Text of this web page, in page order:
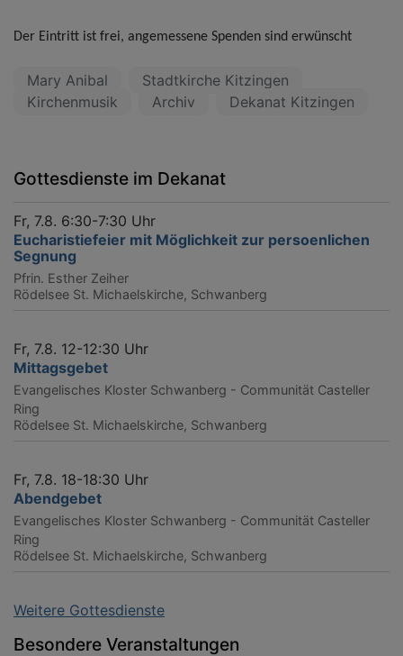
Der Eintritt ist frei, angemessene Spenden sind erwünscht
Mary Anibal
Stadtkirche Kitzingen
Kirchenmusik
Archiv Dekanat Kitzingen
Gottesdienste im Dekanat
Fr, 7.8. 6:30-7:30 Uhr
Eucharistiefeier mit Möglichkeit zur persoenlichen
Segnung
Pfrin. Esther Zeiher
Rödelsee St. Michaelskirche, Schwanberg
Fr, 7.8. 12-12:30 Uhr
Mittagsgebet
Evangelisches Kloster Schwanberg - Communität Casteller
Ring
Rödelsee St. Michaelskirche, Schwanberg
Fr, 7.8. 18-18:30 Uhr
Abendgebet
Evangelisches Kloster Schwanberg - Communität Casteller
Ring
Rödelsee St. Michaelskirche, Schwanberg
Weitere Gottesdienste
Besondere Veranstaltungen